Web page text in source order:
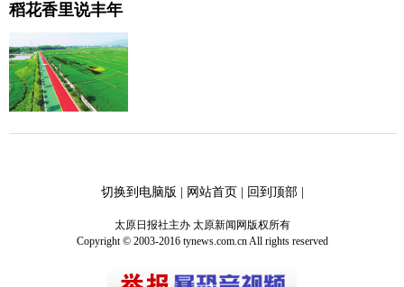
稻花香里说丰年
切换到电脑版 | 网站首页| 回到顶部|
太原日报社主办 太原新闻网版权所有
Copyright © 2003-2016 tynews.com.cn All rights reserved